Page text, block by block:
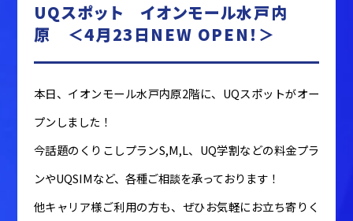
UQスポット イオンモール水戸内
原 ＜4月23日NEW OPEN！＞
本日、イオンモール水戸内原2階に、UQスポットがオー
プンしました！
今話題のくりこしプランS,M,L、UQ学割などの料金プラ
ンやUQSIMなど、各種ご相談を承っております！
他キャリア様ご利用の方も、ぜひお気軽にお立ち寄りく